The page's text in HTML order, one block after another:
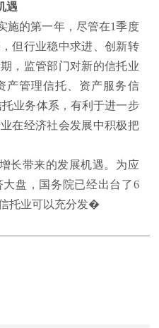
遇
施的第一年，尽管在1季度
但行业稳中求进、创新转
，监管部门对新的信托业
产管理信托、资产服务信
业务体系，有利于进一步
在经济社会发展中积极把
长带来的发展机遇。为应
盘，国务院已经出台了6
托业可以充分发�